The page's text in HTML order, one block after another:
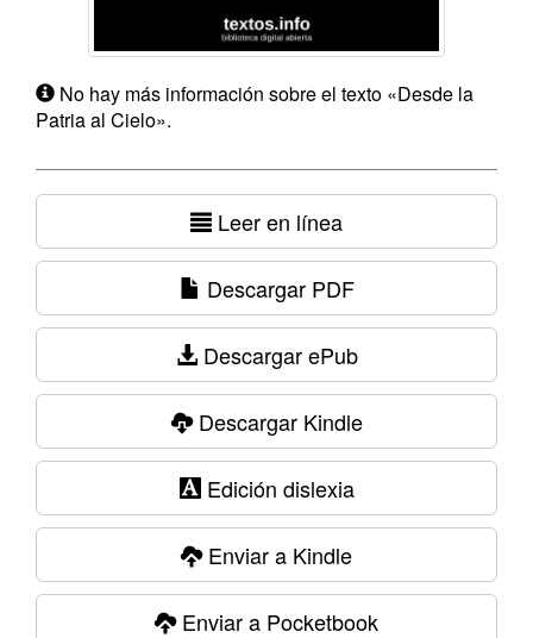
No hay más información sobre el texto «Desde la
Patria al Cielo».
Leer en línea
Descargar PDF
Descargar ePub
Descargar Kindle
Edición dislexia
Enviar a Kindle
Enviar a Pocketbook